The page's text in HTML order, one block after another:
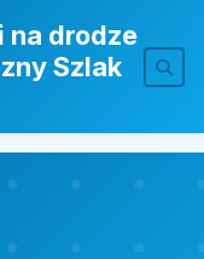
na drodze
Szlak